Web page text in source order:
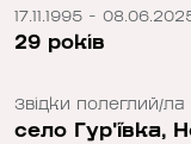
17.11.1995 -
29 років
Звідки полеглий/ла
село Гур'ївка,